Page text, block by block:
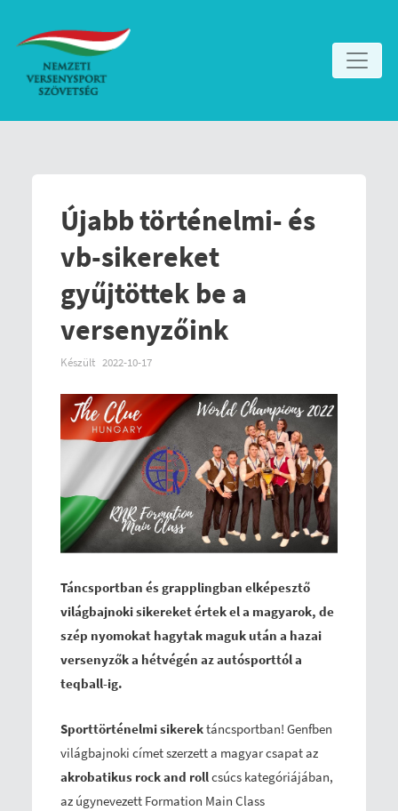
Újabb történelmi- és
vb-sikereket
gyűjtöttek be a
versenyzőink
Készült 2022-10-17
Táncsportban és grapplingban elképesztő
világbajnoki sikereket értek el a magyarok, de
szép nyomokat hagytak maguk után a hazai
versenyzők a hétvégén az autósporttól a
teqball-ig.
Sporttörténelmi sikerektáncsportban! Genfben
világbajnoki címet szerzett a magyar csapat az
akrobatikus rock and rollcsúcs kategóriájában,
az úgynevezett Formation Main Class